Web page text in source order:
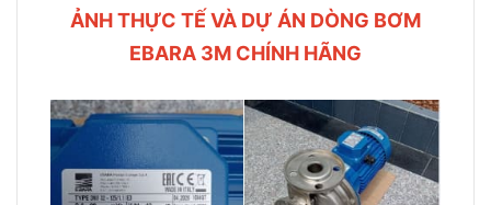
ẢNH THỰC TẾ VÀ DỰ ÁN DÒNG BƠM
EBARA 3M CHÍNH HÃNG